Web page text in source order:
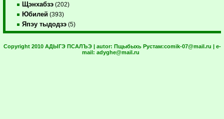
Щэнхабзэ (202)
Юбилей (393)
Япэу тыдодзэ (5)
Copyright 2010 АДЫГЭ ПСАЛЪЭ | autor: Пщыбыхь Рустам:comik-07@mail.ru | e-
mail: adyghe@mail.ru